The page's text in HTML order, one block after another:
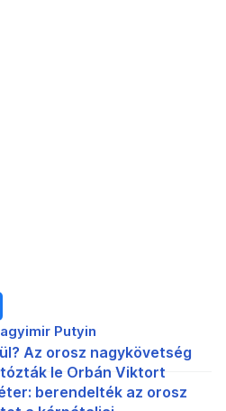
Putyin
Az orosz nagykövetség
le Orbán Viktort
berendelték az orosz